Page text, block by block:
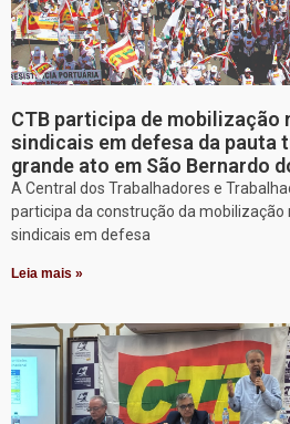
CTB participa de mobilização
sindicais em defesa da pauta
grande ato em São Bernardo
A Central dos Trabalhadores e
participa da construção da mobilização
sindicais em defesa
Leia mais »